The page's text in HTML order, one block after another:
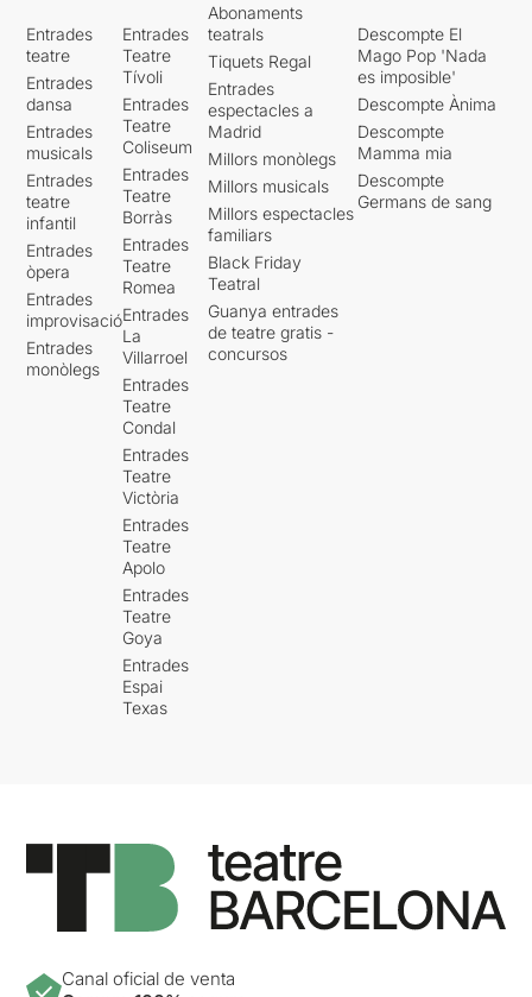
Entrades
teatre
Entrades
dansa
Entrades
musicals
Entrades
teatre
infantil
Entrades
òpera
Entrades
improvisació
Entrades
monòlegs
Entrades
Teatre
Tívoli
Entrades
Teatre
Coliseum
Entrades
Teatre
Borràs
Entrades
Teatre
Romea
Entrades
La
Villarroel
Entrades
Teatre
Condal
Entrades
Teatre
Victòria
Entrades
Teatre
Apolo
Entrades
Teatre
Goya
Entrades
Espai
Texas
Abonaments
teatrals
Tiquets Regal
Entrades
espectacles a
Madrid
Millors monòlegs
Millors musicals
Millors espectacles
familiars
Black Friday
Teatral
Guanya entrades
de teatre gratis -
concursos
Descompte El
Mago Pop 'Nada
es imposible'
Descompte Ànima
Descompte
Mamma mia
Descompte
Germans de sang
Canal oficial de venta